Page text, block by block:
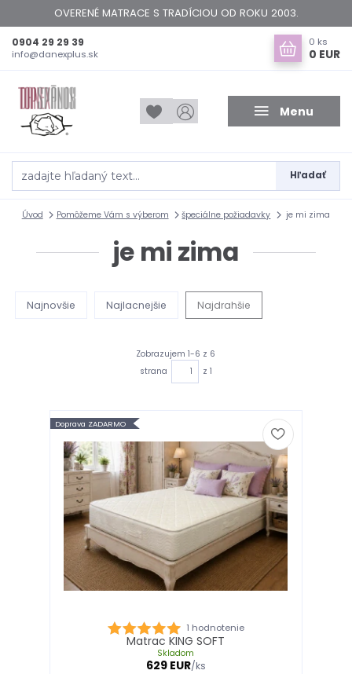
OVERENÉ MATRACE S TRADÍCIOU OD ROKU 2003.
Menu
Hľadať
0904 29 29 39
info@danexplus.sk
0 ks
0 EUR
Úvod Pomôžeme Vám s výberom špeciálne požiadavky je mi zima
je mi zima
Najnovšie Najlacnejšie Najdrahšie
Zobrazujem 1-6 z 6
strana
z 1
Doprava ZADARMO
1 hodnotenie
Matrac KING SOFT
629 EUR/ks
Skladom